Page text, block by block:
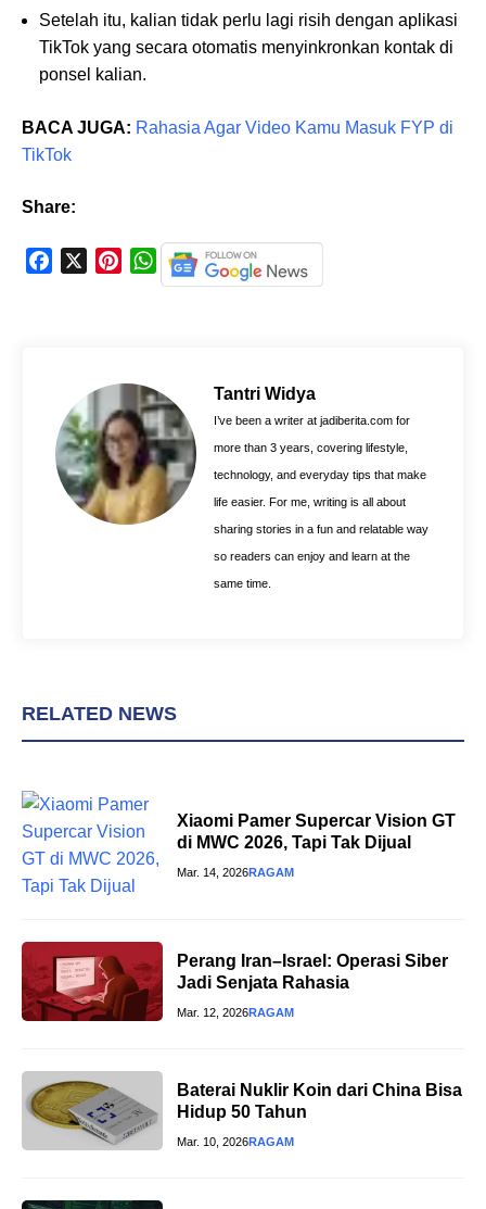
Setelah itu, kalian tidak perlu lagi risih dengan aplikasi
TikTok yang secara otomatis menyinkronkan kontak di
ponsel kalian.
BACA JUGA: Rahasia Agar Video Kamu Masuk FYP di
TikTok
Share:
k
e
s
t
W
h
A
p
p
Tantri Widya
I’ve been a writer at jadiberita.com for
more than 3 years, covering lifestyle,
technology, and everyday tips that make
life easier. For me, writing is all about
sharing stories in a fun and relatable way
so readers can enjoy and learn at the
same time.
RELATED NEWS
Xiaomi Pamer Supercar Vision GT
di MWC 2026, Tapi Tak Dijual
Mar. 14, 2026RAGAM
Perang Iran–Israel: Operasi Siber
Jadi Senjata Rahasia
Mar. 12, 2026RAGAM
Baterai Nuklir Koin dari China Bisa
Hidup 50 Tahun
Mar. 10, 2026RAGAM